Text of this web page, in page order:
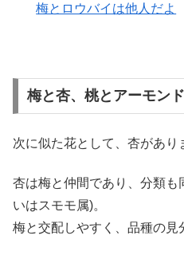
梅とロウバイは他人だよ
梅と杏、桃とアーモンド
次に似た花として、杏があり
杏は梅と仲間であり、分類も
いはスモモ属)。
梅と交配しやすく、品種の見